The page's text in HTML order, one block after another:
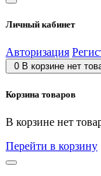
Личный кабинет
Авторизация
0 В корзине нет
Корзина товаров
В корзине нет
Перейти в корзину